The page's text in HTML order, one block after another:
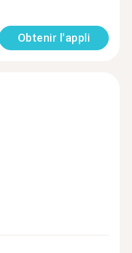
Obtenir l'appli